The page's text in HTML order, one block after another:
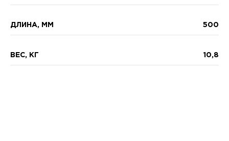
ДЛИНА, ММ 500
ВЕС, КГ 10,8